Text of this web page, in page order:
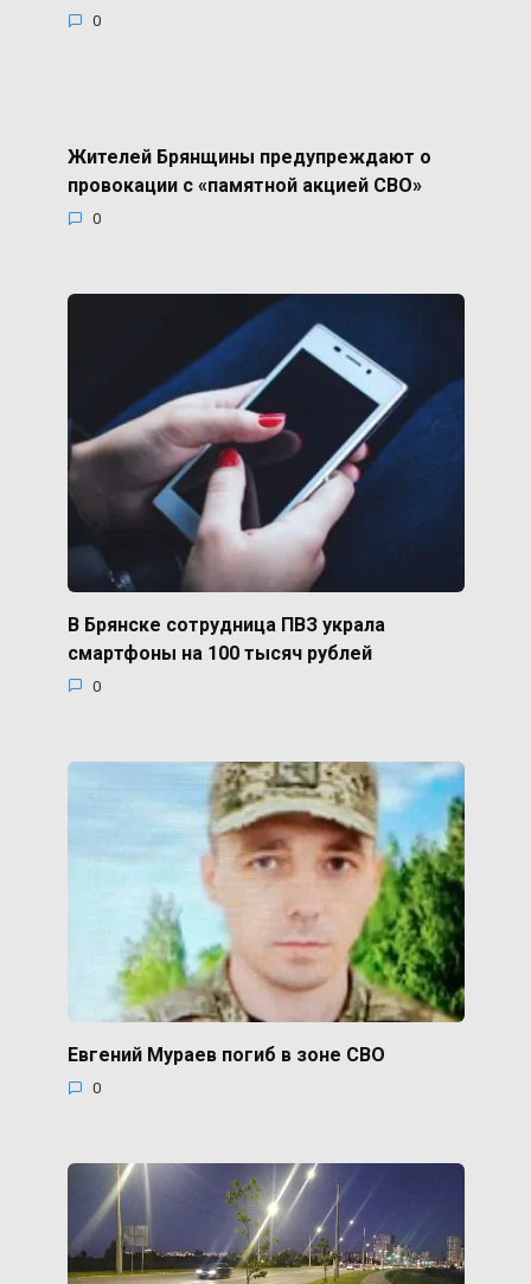
0
Жителей Брянщины предупреждают о
провокации с «памятной акцией СВО»
0
В Брянске сотрудница ПВЗ украла
смартфоны на 100 тысяч рублей
0
Евгений Мураев погиб в зоне СВО
0